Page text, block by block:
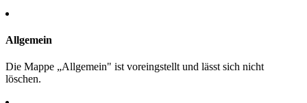
Allgemein
Die Mappe „Allgemein" ist voreingstellt und lässt sich nicht
löschen.